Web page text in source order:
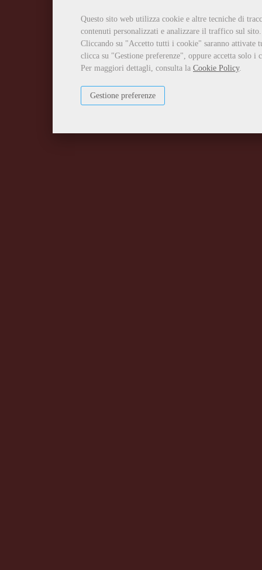
Questo sito web utilizza cookie e altre tecniche di
contenuti personalizzati e analizzare il traffico sul sito.
Cliccando su "Accetto tutti i cookie" saranno attivate
clicca su "Gestione preferenze", oppure accetta solo
Per maggiori dettagli, consulta la Cookie Policy.
Gestione preferenze